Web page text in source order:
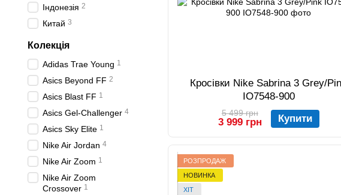
Кросівки Nike Sabrina 3 Grey/
IO7548-900
5 499 грн
3 999 грн Купити
РОЗПРОДАЖ
НОВИНКА
ХІТ
Індонезія 2
Китай 3
Колекція
Adidas Trae Young 1
Asics Beyond FF 2
Asics Blast FF 1
Asics Gel-Challenger 4
Asics Sky Elite 1
Nike Air Jordan 4
Nike Air Zoom 1
Nike Air Zoom
Crossover 1